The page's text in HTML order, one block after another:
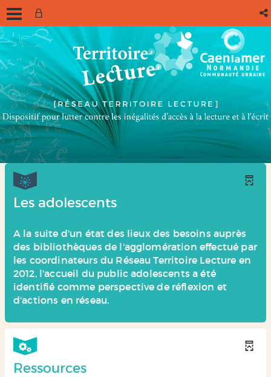
Les adolescents
A la suite d'un état des lieux des besoins auprès
des bibliothèques de l'agglomération effectué par
les coordinateurs du Réseau Territoire Lecture en
2012, l'accueil du public adolescents a été
identifié comme perspective de réflexion et
d'actions en réseau.
Ressources